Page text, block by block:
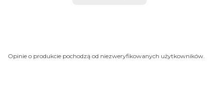
Opinie o produkcie pochodzą od niezweryfikowanych użytkowników.